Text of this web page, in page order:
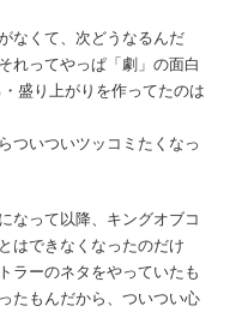
なくて、次どうなるんだ
れってやっぱ「劇」の面白
盛り上がりを作ってたのは
ついついツッコミたくなっ
なって以降、キングオブコ
はできなくなったのだけ
ラーのネタをやっていたも
たもんだから、ついつい心